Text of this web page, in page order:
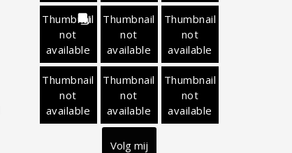
Thumbnail
not
available
Thumbnail
not
available
Thumbnail
not
available
Thumbnail
not
available
Thumbnail
not
available
Thumbnail
not
available
Volg mij